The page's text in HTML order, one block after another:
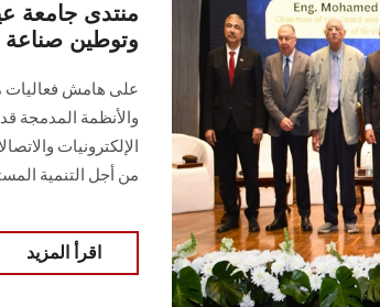
منتدى جامعة
وتوطين صناعة
على هامش فعاليات
والأنظمة المدمجة
الإلكترونيات
من أجل التنمية
اقرأ المزيد